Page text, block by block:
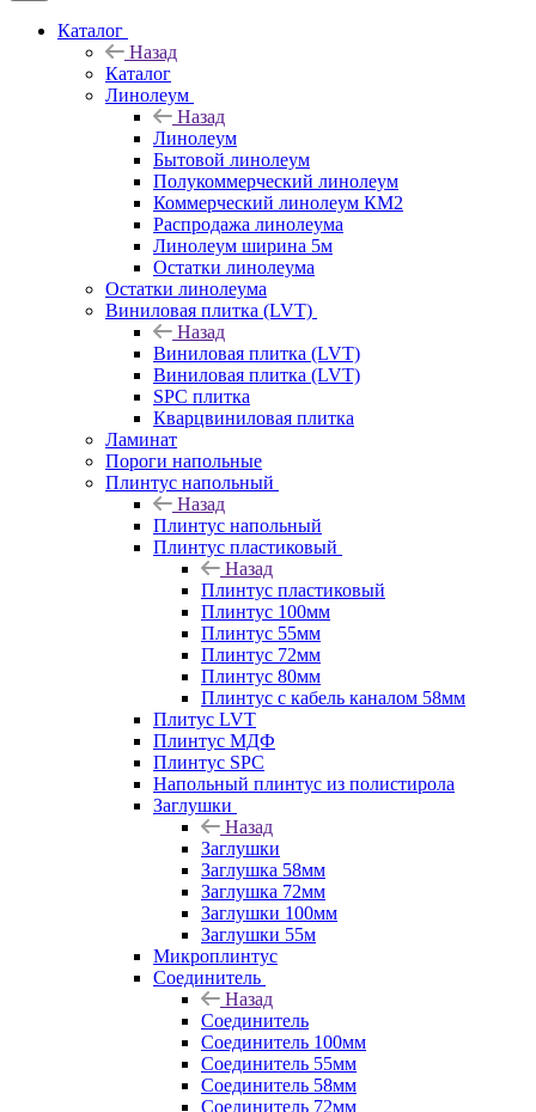
Каталог
Назад
Каталог
Линолеум
Назад
Линолеум
Бытовой линолеум
Полукоммерческий линолеум
Коммерческий линолеум КМ2
Распродажа линолеума
Линолеум ширина 5м
Остатки линолеума
Остатки линолеума
Виниловая плитка (LVT)
Назад
Виниловая плитка (LVT)
Виниловая плитка (LVT)
SPC плитка
Кварцвиниловая плитка
Ламинат
Пороги напольные
Плинтус напольный
Назад
Плинтус напольный
Плинтус пластиковый
Назад
Плинтус пластиковый
Плинтус 100мм
Плинтус 55мм
Плинтус 72мм
Плинтус 80мм
Плинтус с кабель каналом 58мм
Плитус LVT
Плинтус МДФ
Плинтус SPC
Напольный плинтус из полистирола
Заглушки
Назад
Заглушки
Заглушка 58мм
Заглушка 72мм
Заглушки 100мм
Заглушки 55м
Микроплинтус
Соединитель
Назад
Соединитель
Соединитель 100мм
Соединитель 55мм
Соединитель 58мм
Соединитель 72мм